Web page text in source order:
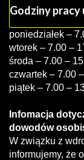
Godziny pracy
poniedziałek –
wtorek – 7.00 –
środa – 7.00 –
czwartek – 7.00
piątek – 7.00 –
Infomacja
dowodów
W związku z
informujemy, że